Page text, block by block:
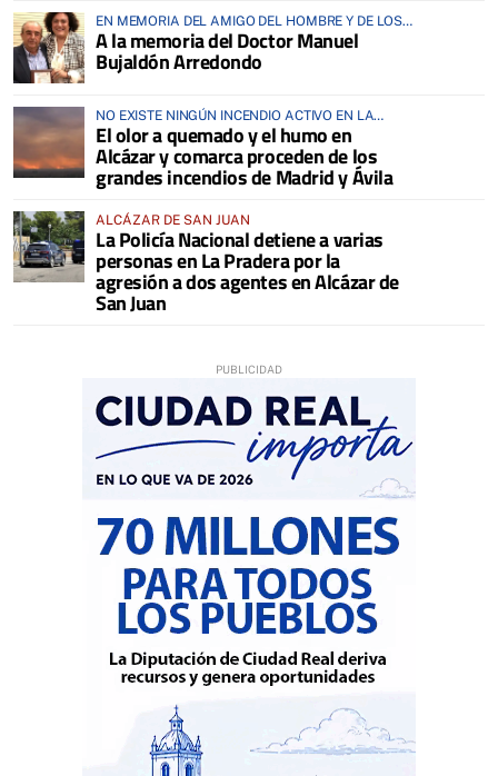
EN MEMORIA DEL AMIGO DEL HOMBRE Y DE LOS
ANIMALES
A la memoria del Doctor Manuel
Bujaldón Arredondo
NO EXISTE NINGÚN INCENDIO ACTIVO EN LA
COMARCA
El olor a quemado y el humo en
Alcázar y comarca proceden de los
grandes incendios de Madrid y Ávila
ALCÁZAR DE SAN JUAN
La Policía Nacional detiene a varias
personas en La Pradera por la
agresión a dos agentes en Alcázar de
San Juan